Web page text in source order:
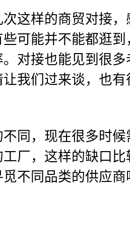
次这样的商贸对接
可能并不能都逛
对接也能见到很
我们过来谈，也
同，现在很多时
厂，这样的缺口
不同品类的供应商